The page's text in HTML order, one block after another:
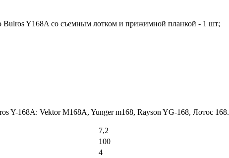
Bulros Y168A со съемным лотком и прижимной планкой - 1 шт;
Y-168A: Vektor M168A, Yunger m168, Rayson YG-168, Лотос 168.
7,2
100
4